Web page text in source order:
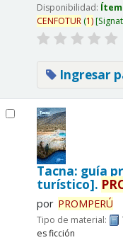
Disponibilidad:
CENFOTUR(1)
Ingresar
Tacna: guía
turístico].
por PROMPERÚ
Tipo de material:
es ficción